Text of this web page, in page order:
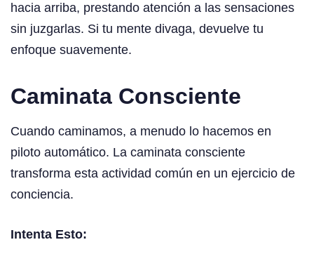
hacia arriba, prestando atención a las sensaciones
sin juzgarlas. Si tu mente divaga, devuelve tu
enfoque suavemente.
Caminata Consciente
Cuando caminamos, a menudo lo hacemos en
piloto automático. La caminata consciente
transforma esta actividad común en un ejercicio de
conciencia.
Intenta Esto: